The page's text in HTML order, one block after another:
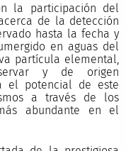
la participación del
de la detección
hasta la fecha y
en aguas del
partícula elemental,
y de origen
el potencial de este
a través de los
abundante en el